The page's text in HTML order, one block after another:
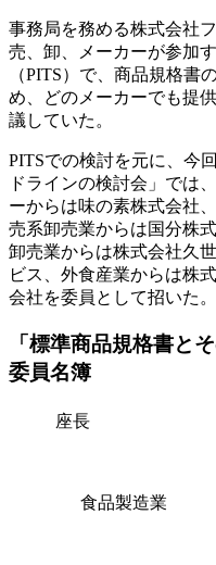
事務局を務める株式会社
売、卸、メーカーが参加
（PITS）で、商品規格書
め、どのメーカーでも提
議していた。
PITSでの検討を元に、今
ドラインの検討会」では
ーからは味の素株式会社
売系卸売業からは国分株
卸売業からは株式会社久
ビス、外食産業からは株
会社を委員として招いた。
「標準商品規格書と
委員名簿
座長
食品製造業